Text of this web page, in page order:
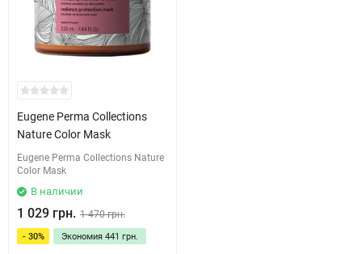
Eugene Perma Collections
Nature Color Mask
Eugene Perma Collections Nature
Color Mask
В наличии
1 029 грн. 1 470 грн.
- 30% Экономия 441 грн.